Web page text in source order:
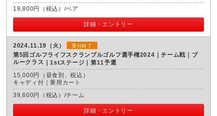
19,800円（税込）/ペア
詳細・エントリー
2024.11.19（火） 受付終了
第5回ゴルフライフスクランブルゴルフ選手権2024｜チーム戦｜ブ
ルークラス
1stステージ｜第11予選
15,000円（昼食別、税込）
キャディ付｜乗用カート
39,600円（税込）/チーム
詳細・エントリー